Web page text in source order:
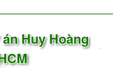
Huy Hoàng